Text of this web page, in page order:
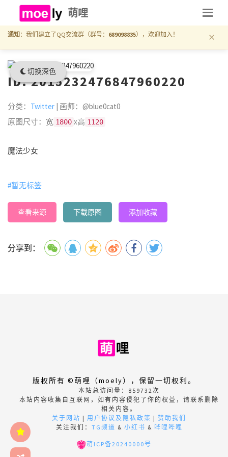
切换深色
萌哩
通知 ：我们建立了QQ交流群（群号： 689098835），欢迎加入！ ×
ID: 2015232476847960220
分类： Twitter | 画师：@blue0cat0
原图尺寸：宽 1800 x高 1120
魔法少女
#暂无标签
查看来源 下载原图 添加收藏
分享到：
版权所有 ©萌哩（moely），保留一切权利。
本站总访问量： 859732次
本站内容收集自互联网，如有内容侵犯了你的权益，请联系删除
相关内容。
关于网站 | 用户协议及隐私政策 | 赞助我们
关注我们： TG频道 & 小红书 & 哔哩哔哩
萌ICP备20240000号